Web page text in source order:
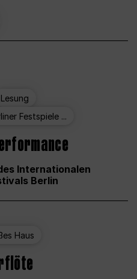
Lesung
Festspiele ...
Internationalen
Berlin
Haus